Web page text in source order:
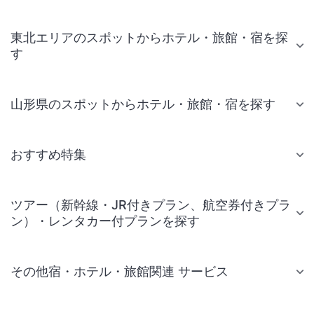
東北エリアのスポットからホテル・旅館・宿を探
す
山形県のスポットからホテル・旅館・宿を探す
おすすめ特集
ツアー（新幹線・JR付きプラン、航空券付きプラ
ン）・レンタカー付プランを探す
その他宿・ホテル・旅館関連 サービス